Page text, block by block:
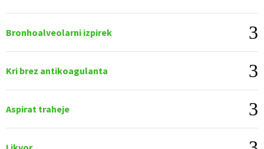
Bronhoalveolarni izpirek
Kri brez antikoagulanta
Aspirat traheje